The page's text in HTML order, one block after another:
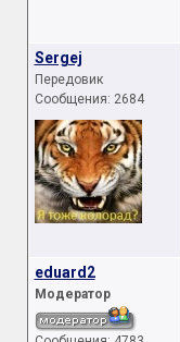
Sergej
Передовик
Сообщения: 2684
eduard2
Модератор